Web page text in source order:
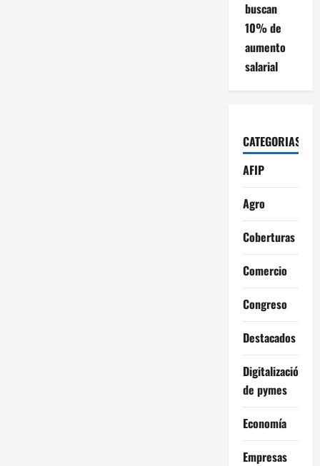
buscan
10% de
aumento
salarial
CATEGORIAS
AFIP
Agro
Coberturas
Comercio
Congreso
Destacados
Digitalización
de pymes
Economía
Empresas